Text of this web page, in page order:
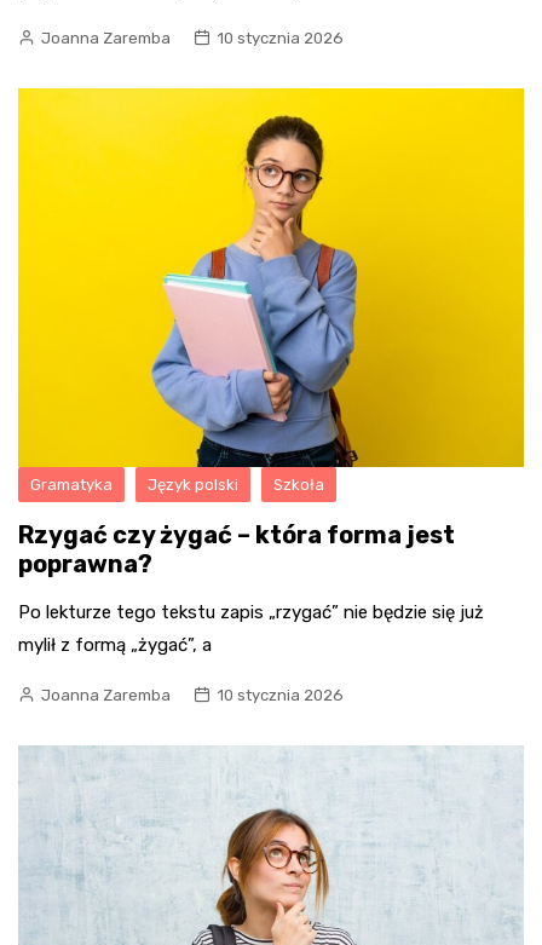
Joanna Zaremba 10 stycznia 2026
Gramatyka Język polski Szkoła
Rzygać czy żygać – która forma jest
poprawna?
Po lekturze tego tekstu zapis „rzygać” nie będzie się już
mylił z formą „żygać”, a
Joanna Zaremba 10 stycznia 2026